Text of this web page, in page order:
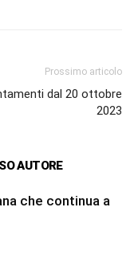
Prossimo articolo
dal 20 ottobre
2023
AUTORE
che continua a